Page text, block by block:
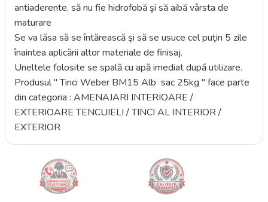
antiaderente, să nu fie hidrofobă şi să aibă vârsta de
maturare
Se va lăsa să se întărească şi să se usuce cel puţin 5 zile
înaintea aplicării altor materiale de finisaj.
Uneltele folosite se spală cu apă imediat după utilizare.
Produsul " Tinci Weber BM15 Alb sac 25kg " face parte
din categoria : AMENAJARI INTERIOARE /
EXTERIOARE TENCUIELI / TINCI AL INTERIOR /
EXTERIOR